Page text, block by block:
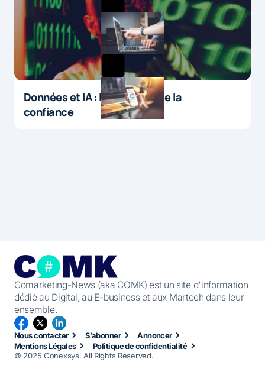
Données et IA : le paradoxe de la
confiance
Comarketing-News (aka COMK) est un site d'information
dédié au Digital, au E-business et aux Martech dans leur
ensemble.
Nous contacter S’abonner
Annoncer
Mentions Légales
Politique de confidentialité
© 2025 Conexsys. All Rights Reserved.